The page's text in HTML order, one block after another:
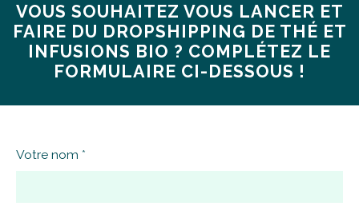
VOUS SOUHAITEZ VOUS LANCER ET
FAIRE DU DROPSHIPPING DE THÉ ET
INFUSIONS BIO ? COMPLÉTEZ LE
FORMULAIRE CI-DESSOUS !
Votre nom